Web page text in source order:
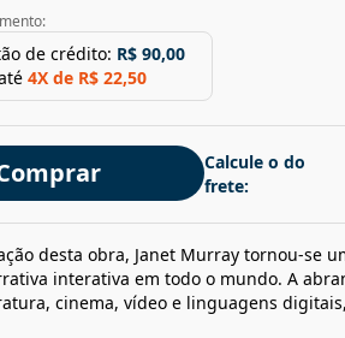
de crédito: R$ 90,00
4X de R$ 22,50
Calcule o do
frete:
desta obra, Janet Murray tornou-se
interativa em todo o mundo. A
cinema, vídeo e linguagens